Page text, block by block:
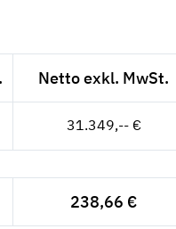
Netto exkl. MwSt.
31.349,-- €
238,66 €